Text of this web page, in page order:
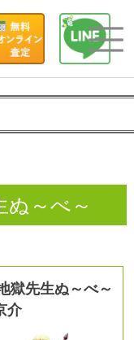
ぬ～べ～
獄先生ぬ～べ～
介